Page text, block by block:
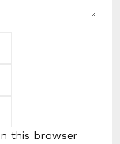
this browser